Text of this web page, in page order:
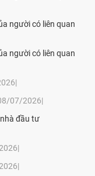
người có liên quan
người có liên quan
07/2026|
đầu tư